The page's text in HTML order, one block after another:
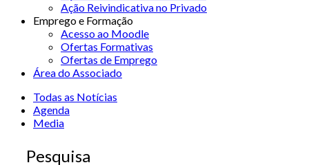
Ação Reivindicativa no Privado
Emprego e Formação
Acesso ao Moodle
Ofertas Formativas
Ofertas de Emprego
Área do Associado
Todas as Notícias
Agenda
Media
Pesquisa